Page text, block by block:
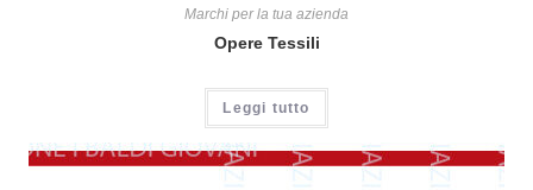
Marchi per la tua azienda
Opere Tessili
Leggi tutto